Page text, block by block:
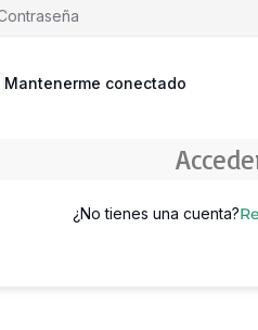
Mantenerme conectado
¿No tienes una cuenta?